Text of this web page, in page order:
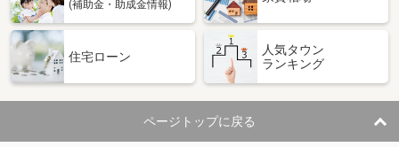
(補助金・助成金情報)
住宅ローン
人気タウン
ランキング
ページトップに戻る